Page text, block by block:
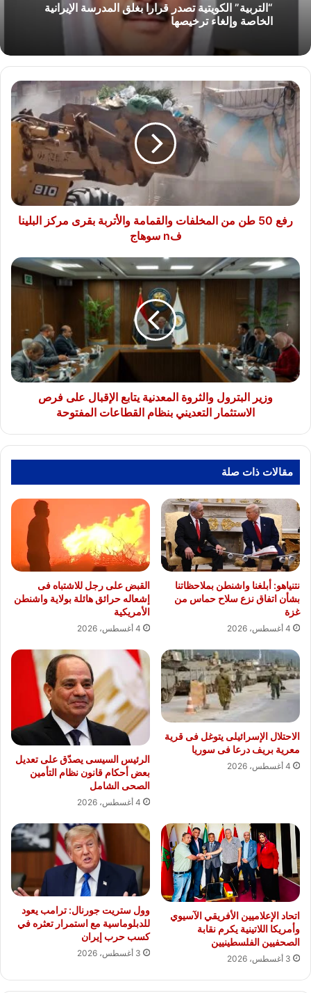
“التربية” الكويتية تصدر قرارا بغلق المدرسة الإيرانية
الخاصة وإلغاء ترخيصها
رفع
50
طن
من
المخلفات
والقمامة
مركز
البلينا
رفع 50 طن من المخلفات والقمامة والأتربة بقرى مركز البلينا
فn سوهاج
وزير
البترول
المعدنية
يتابع
الإقبال
على
فرص
الاستثمار
التعدينيوزير البترول والثروة المعدنية يتابع الإقبال على فرص
الاستثمار التعديني بنظام القطاعات المفتوحة
مقالات ذات صلة
نتنياهو: أبلغنا واشنطن بملاحظاتنا
بشأن اتفاق نزع سلاح حماس من
غزة
4 أغسطس، 2026
القبض على رجل للاشتباه فى
إشعاله حرائق هائلة بولاية واشنطن
الأمريكية
4 أغسطس، 2026
الاحتلال الإسرائيلى يتوغل فى قرية
معرية بريف درعا فى سوريا
4 أغسطس، 2026
الرئيس السيسى يصدّق على تعديل
بعض أحكام قانون نظام التأمين
الصحى الشامل
4 أغسطس، 2026
اتحاد الإعلاميين الأفريقي الآسيوي
وأمريكا اللاتينية يكرم نقابة
الصحفيين الفلسطينيين
3 أغسطس، 2026
وول ستريت جورنال: ترامب يعود
للدبلوماسية مع استمرار تعثره في
كسب حرب إيران
3 أغسطس، 2026